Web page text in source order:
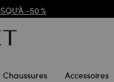
-50 %
Chaussures Accessoires